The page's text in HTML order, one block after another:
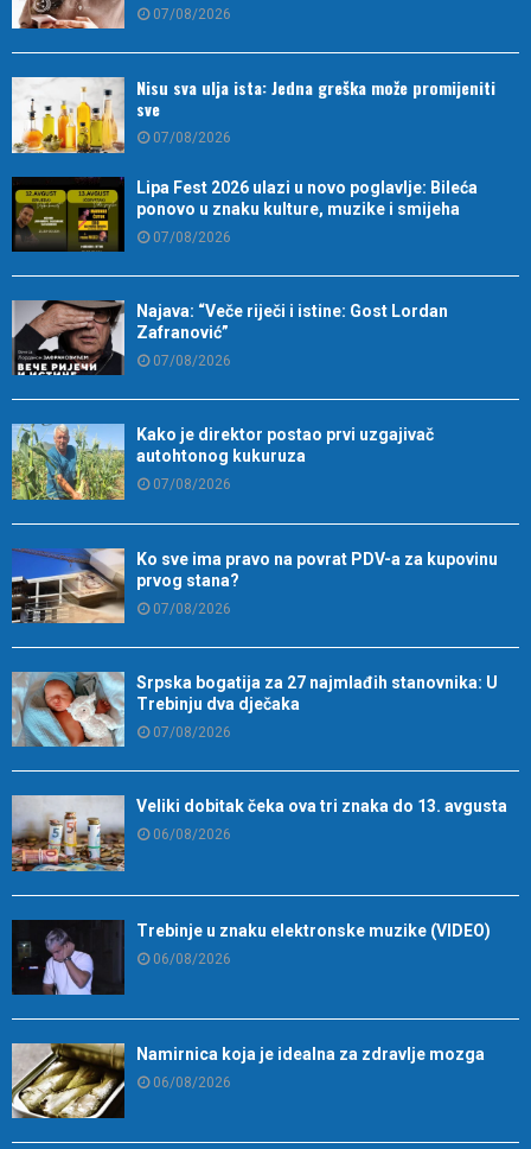
07/08/2026
Nisu sva ulja ista: Jedna greška može promijeniti
sve
07/08/2026
Lipa Fest 2026 ulazi u novo poglavlje: Bileća
ponovo u znaku kulture, muzike i smijeha
07/08/2026
Najava: “Veče riječi i istine: Gost Lordan
Zafranović”
07/08/2026
Kako je direktor postao prvi uzgajivač
autohtonog kukuruza
07/08/2026
Ko sve ima pravo na povrat PDV-a za kupovinu
prvog stana?
07/08/2026
Srpska bogatija za 27 najmlađih stanovnika: U
Trebinju dva dječaka
07/08/2026
Veliki dobitak čeka ova tri znaka do 13. avgusta
06/08/2026
Trebinje u znaku elektronske muzike (VIDEO)
06/08/2026
Namirnica koja je idealna za zdravlje mozga
06/08/2026